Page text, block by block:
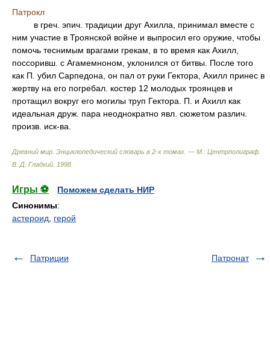
Патрокл
в греч. эпич. традиции друг Ахилла, принимал вместе с
ним участие в Троянской войне и выпросил его оружие, чтобы
помочь теснимым врагами грекам, в то время как Ахилл,
поссоривш. с Агамемноном, уклонился от битвы. После того
как П. убил Сарпедона, он пал от руки Гектора, Ахилл принес в
жертву на его погребал. костер 12 молодых троянцев и
протащил вокруг его могилы труп Гектора. П. и Ахилл как
идеальная друж. пара неоднократно явл. сюжетом различ.
произв. иск-ва.
Древний мир. Энциклопедический словарь в 2-х томах. — М.: Центрполиграф
В. Д. Гладкий 1998
Игры ⚽
Поможем сделать НИР
Синонимы:
астероид
герой
Патриции Патронат